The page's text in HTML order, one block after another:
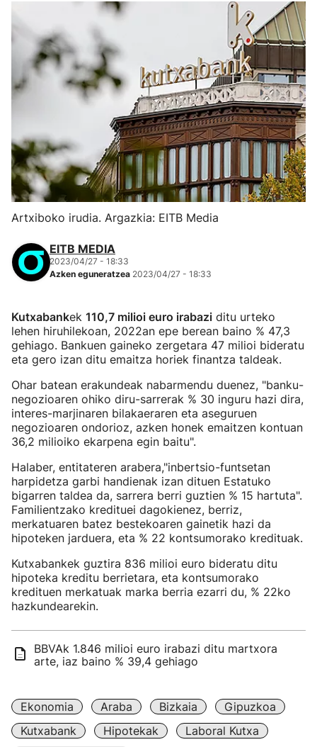
Artxiboko irudia. Argazkia: EITB Media
EITB MEDIA
2023/04/27 - 18:33
Azken eguneratzea 2023/04/27 - 18:33
Kutxabankek 110,7 milioi euro irabazi ditu urteko
lehen hiruhilekoan, 2022an epe berean baino % 47,3
gehiago. Bankuen gaineko zergetara 47 milioi bideratu
eta gero izan ditu emaitza horiek finantza taldeak.
Ohar batean erakundeak nabarmendu duenez, "banku-
negozioaren ohiko diru-sarrerak % 30 inguru hazi dira,
interes-marjinaren bilakaeraren eta aseguruen
negozioaren ondorioz, azken honek emaitzen kontuan
36,2 milioiko ekarpena egin baitu".
Halaber, entitateren arabera,"inbertsio-funtsetan
harpidetza garbi handienak izan dituen Estatuko
bigarren taldea da, sarrera berri guztien % 15 hartuta".
Familientzako kredituei dagokienez, berriz,
merkatuaren batez bestekoaren gainetik hazi da
hipoteken jarduera, eta % 22 kontsumorako kredituak.
Kutxabankek guztira 836 milioi euro bideratu ditu
hipoteka kreditu berrietara, eta kontsumorako
kredituen merkatuak marka berria ezarri du, % 22ko
hazkundearekin.
BBVAk 1.846 milioi euro irabazi ditu martxora
arte, iaz baino % 39,4 gehiago
Ekonomia Araba Bizkaia
Gipuzkoa
Kutxabank
Hipotekak
Laboral Kutxa